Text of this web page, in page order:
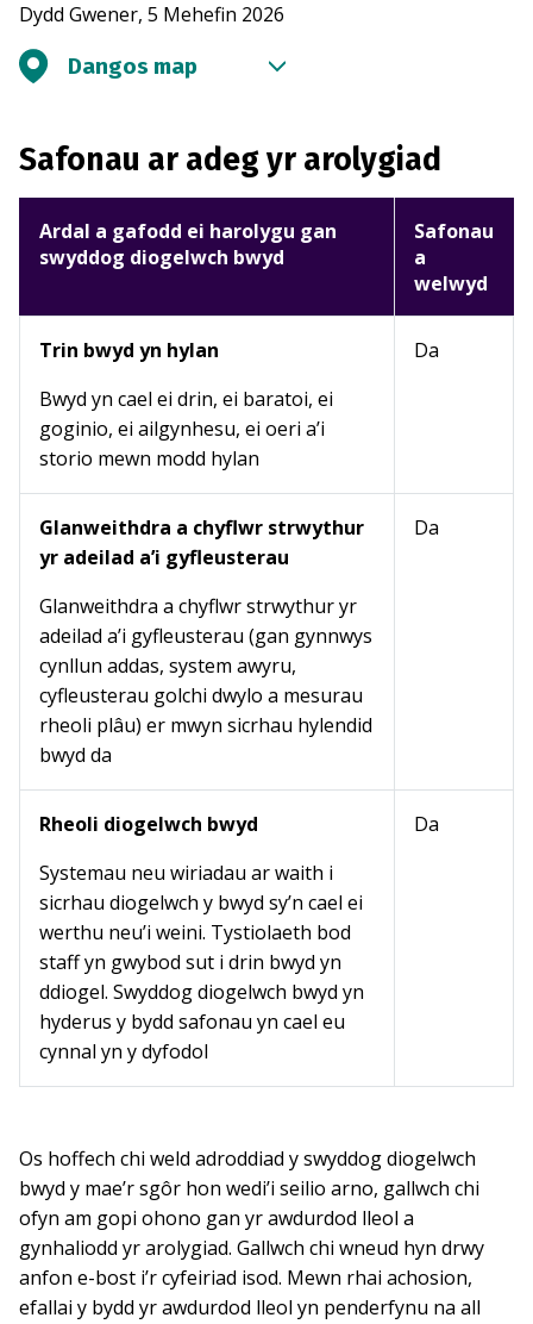
Dydd Gwener, 5 Mehefin 2026
Dangos map
Safonau ar adeg yr arolygiad
Ardal a gafodd ei harolygu gan
swyddog diogelwch bwyd
Safonau
a
welwyd
Trin bwyd yn hylan
Bwyd yn cael ei drin, ei baratoi, ei
goginio, ei ailgynhesu, ei oeri a’i
storio mewn modd hylan
Da
Glanweithdra a chyflwr strwythur
yr adeilad a’i gyfleusterau
Glanweithdra a chyflwr strwythur yr
adeilad a’i gyfleusterau (gan gynnwys
cynllun addas, system awyru,
cyfleusterau golchi dwylo a mesurau
rheoli plâu) er mwyn sicrhau hylendid
bwyd da
Da
Rheoli diogelwch bwyd
Systemau neu wiriadau ar waith i
sicrhau diogelwch y bwyd sy’n cael ei
werthu neu’i weini. Tystiolaeth bod
staff yn gwybod sut i drin bwyd yn
ddiogel. Swyddog diogelwch bwyd yn
hyderus y bydd safonau yn cael eu
cynnal yn y dyfodol
Da
Os hoffech chi weld adroddiad y swyddog diogelwch
bwyd y mae’r sgôr hon wedi’i seilio arno, gallwch chi
ofyn am gopi ohono gan yr awdurdod lleol a
gynhaliodd yr arolygiad. Gallwch chi wneud hyn drwy
anfon e-bost i’r cyfeiriad isod. Mewn rhai achosion,
efallai y bydd yr awdurdod lleol yn penderfynu na all